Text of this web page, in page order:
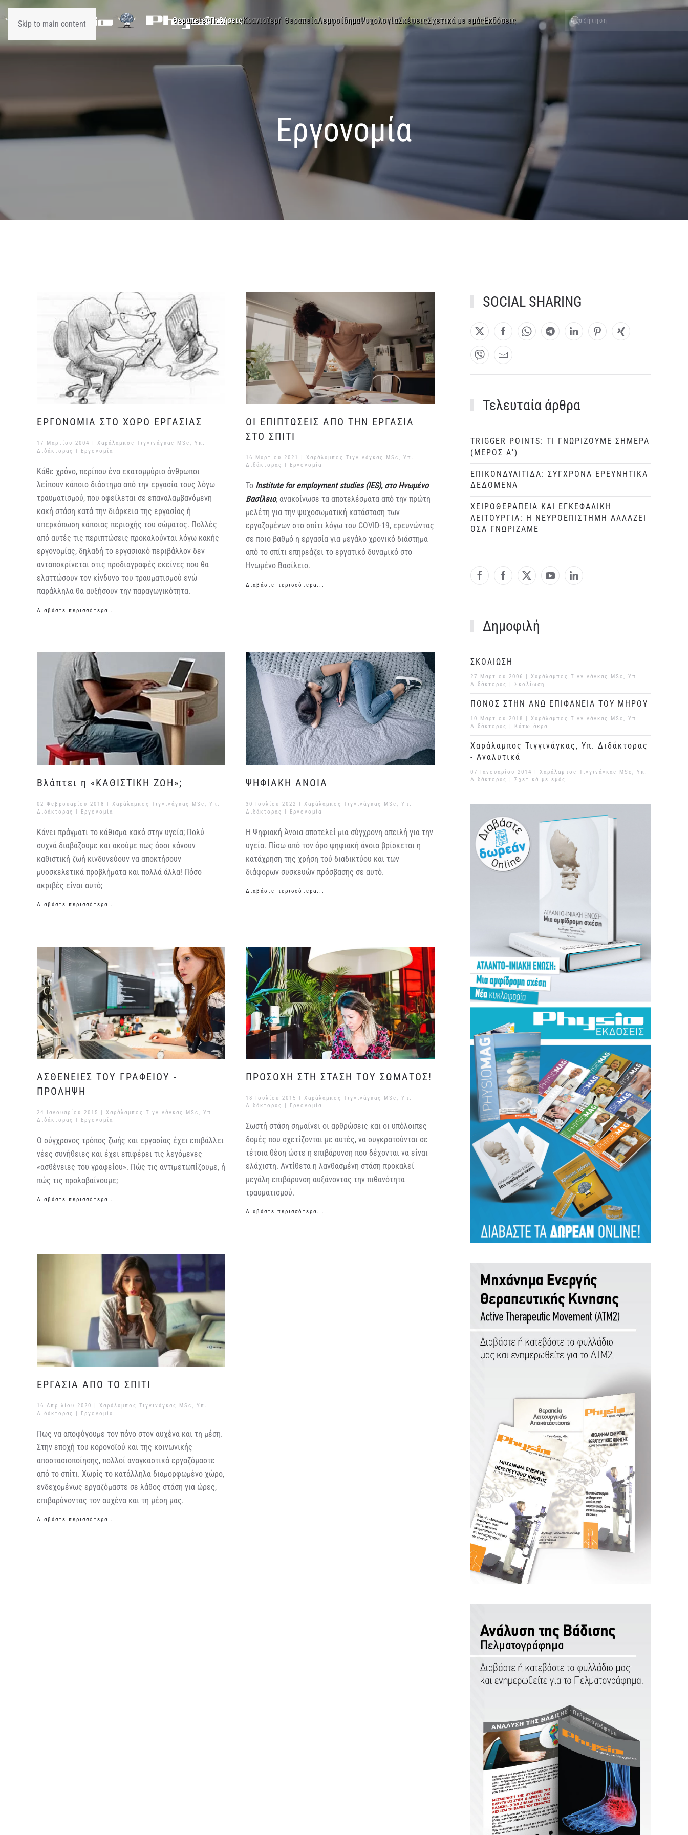
Skip to main content ΘεραπείεςΠαθήσειςΚρανιοϊερή ΘεραπείαΛεμφοίδημαΨυχολογίαΣκέψειςΣχετικά με εμάςΕκδόσεις
Type 2 or more characters for results.
Εργονομία
ΕΡΓΟΝΟΜΙΑ ΣΤΟ ΧΩΡΟ ΕΡΓΑΣΙΑΣ
17 Μαρτίου 2004
| Χαράλαμπος Τιγγινάγκας MSc, Υπ.
Διδάκτορας |
Εργονομία
Κάθε χρόνο, περίπου ένα εκατομμύριο άνθρωποι
λείπουν κάποιο διάστημα από την εργασία τους λόγω
τραυματισμού, που οφείλεται σε επαναλαμβανόμενη
κακή στάση κατά την διάρκεια της εργασίας ή
υπερκόπωση κάποιας περιοχής του σώματος. Πολλές
από αυτές τις περιπτώσεις προκαλούνται λόγω κακής
εργονομίας, δηλαδή το εργασιακό περιβάλλον δεν
ανταποκρίνεται στις προδιαγραφές εκείνες που θα
ελαττώσουν τον κίνδυνο του τραυματισμού ενώ
παράλληλα θα αυξήσουν την παραγωγικότητα.
Διαβάστε περισσότερα...
ΟΙ ΕΠΙΠΤΩΣΕΙΣ ΑΠΟ ΤΗΝ ΕΡΓΑΣΙΑ
ΣΤΟ ΣΠΙΤΙ
16 Μαρτίου 2021
| Χαράλαμπος Τιγγινάγκας MSc, Υπ.
Διδάκτορας |
Εργονομία
Το Institute for employment studies (IES), στο Ηνωμένο
Βασίλειο, ανακοίνωσε τα αποτελέσματα από την πρώτη
μελέτη για την ψυχοσωματική κατάσταση των
εργαζομένων στο σπίτι λόγω του COVID-19, ερευνώντας
σε ποιο βαθμό η εργασία για μεγάλο χρονικό διάστημα
από το σπίτι επηρεάζει το εργατικό δυναμικό στο
Ηνωμένο Βασίλειο.
Διαβάστε περισσότερα...
Βλάπτει η «ΚΑΘΙΣΤΙΚΗ ΖΩΗ»;
02 Φεβρουαρίου 2018
| Χαράλαμπος Τιγγινάγκας MSc, Υπ.
Διδάκτορας | Εργονομία
Κάνει πράγματι το κάθισμα κακό στην υγεία; Πολύ
συχνά διαβάζουμε και ακούμε πως όσοι κάνουν
καθιστική ζωή κινδυνεύουν να αποκτήσουν
μυοσκελετικά προβλήματα και πολλά άλλα! Πόσο
ακριβές είναι αυτό;
Διαβάστε περισσότερα...
ΨΗΦΙΑΚΗ ΑΝΟΙΑ
30 Ιουλίου 2022
| Χαράλαμπος Τιγγινάγκας MSc, Υπ.
Διδάκτορας | Εργονομία
Η Ψηφιακή Άνοια αποτελεί μια σύγχρονη απειλή για την
υγεία. Πίσω από τον όρο ψηφιακή άνοια βρίσκεται η
κατάχρηση της χρήση τού διαδικτύου και των
διάφορων συσκευών πρόσβασης σε αυτό.
Διαβάστε περισσότερα...
ΑΣΘΕΝΕΙΕΣ ΤΟΥ ΓΡΑΦΕΙΟΥ -
ΠΡΟΛΗΨΗ
24 Ιανουαρίου 2015
| Χαράλαμπος Τιγγινάγκας MSc, Υπ.
Διδάκτορας |
Εργονομία
Ο σύγχρονος τρόπος ζωής και εργασίας έχει επιβάλλει
νέες συνήθειες και έχει επιφέρει τις λεγόμενες
«ασθένειες του γραφείου». Πώς τις αντιμετωπίζουμε, ή
πώς τις προλαβαίνουμε;
Διαβάστε περισσότερα...
ΠΡΟΣΟΧΗ ΣΤΗ ΣΤΑΣΗ ΤΟΥ ΣΩΜΑΤΟΣ!
18 Ιουλίου 2015
| Χαράλαμπος Τιγγινάγκας MSc, Υπ.
Διδάκτορας |
Εργονομία
Σωστή στάση σημαίνει οι αρθρώσεις και οι υπόλοιπες
δομές που σχετίζονται με αυτές, να συγκρατούνται σε
τέτοια θέση ώστε η επιβάρυνση που δέχονται να είναι
ελάχιστη. Αντίθετα η λανθασμένη στάση προκαλεί
μεγάλη επιβάρυνση αυξάνοντας την πιθανότητα
τραυματισμού.
Διαβάστε περισσότερα...
ΕΡΓΑΣΙΑ ΑΠΟ ΤΟ ΣΠΙΤΙ
16 Απριλίου 2020
| Χαράλαμπος Τιγγινάγκας MSc, Υπ.
Διδάκτορας | Εργονομία
Πως να αποφύγουμε τον πόνο στον αυχένα και τη μέση.
Στην εποχή του κορονοϊού και της κοινωνικής
αποστασιοποίησης, πολλοί αναγκαστικά εργαζόμαστε
από το σπίτι. Χωρίς το κατάλληλα διαμορφωμένο χώρο,
ενδεχομένως εργαζόμαστε σε λάθος στάση για ώρες,
επιβαρύνοντας τον αυχένα και τη μέση μας.
Διαβάστε περισσότερα...
SOCIAL SHARING
Τελευταία άρθρα
TRIGGER POINTS: ΤΙ ΓΝΩΡΙΖΟΥΜΕ ΣΗΜΕΡΑ
(ΜΕΡΟΣ Α')
ΕΠΙΚΟΝΔΥΛΙΤΙΔΑ: ΣΥΓΧΡΟΝΑ ΕΡΕΥΝΗΤΙΚΑ
ΔΕΔΟΜΕΝΑ
ΧΕΙΡΟΘΕΡΑΠΕΙΑ ΚΑΙ ΕΓΚΕΦΑΛΙΚΗ
ΛΕΙΤΟΥΡΓΙΑ: Η ΝΕΥΡΟΕΠΙΣΤΗΜΗ ΑΛΛΑΖΕΙ
ΟΣΑ ΓΝΩΡΙΖΑΜΕ
Δημοφιλή
ΣΚΟΛΙΩΣΗ
27 Μαρτίου 2006
| Χαράλαμπος Τιγγινάγκας MSc, Υπ.
Διδάκτορας | Σκολίωση
ΠΟΝΟΣ ΣΤΗΝ ΑΝΩ ΕΠΙΦΑΝΕΙΑ ΤΟΥ ΜΗΡΟΥ
10 Μαρτίου 2018
| Χαράλαμπος Τιγγινάγκας MSc, Υπ.
Διδάκτορας |
Κάτω άκρα
Χαράλαμπος Τιγγινάγκας, Υπ. Διδάκτορας
- Αναλυτικά
07 Ιανουαρίου 2014
| Χαράλαμπος Τιγγινάγκας MSc, Υπ.
Διδάκτορας | Σχετικά με εμάς